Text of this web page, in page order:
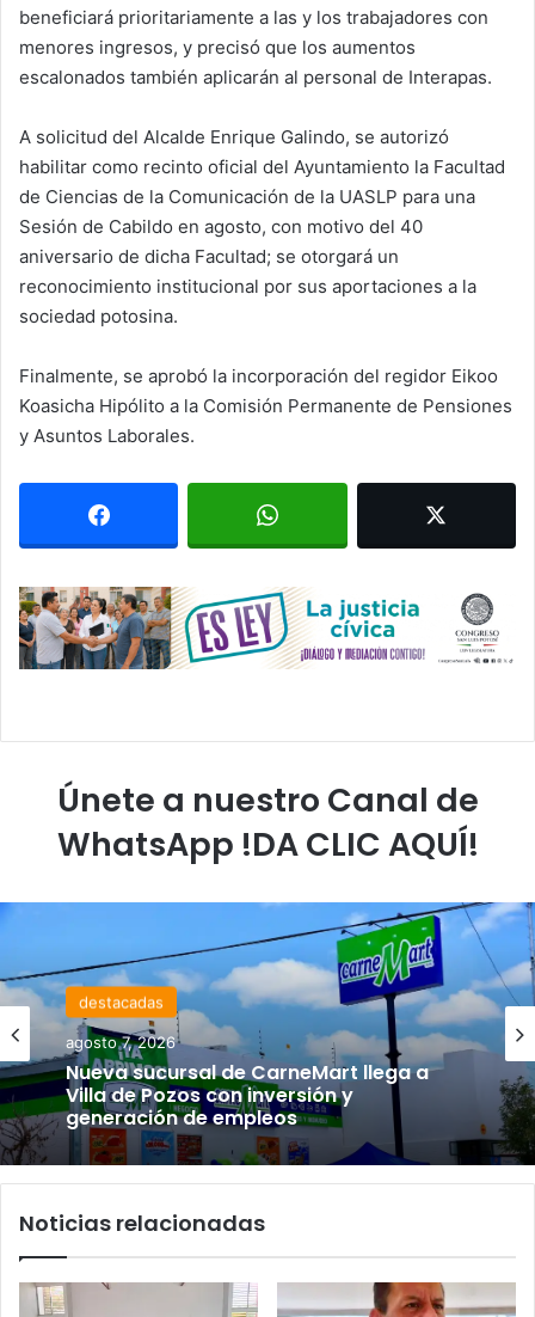
beneficiará prioritariamente a las y los trabajadores con
menores ingresos, y precisó que los aumentos
escalonados también aplicarán al personal de Interapas.
A solicitud del Alcalde Enrique Galindo, se autorizó
habilitar como recinto oficial del Ayuntamiento la Facultad
de Ciencias de la Comunicación de la UASLP para una
Sesión de Cabildo en agosto, con motivo del 40
aniversario de dicha Facultad; se otorgará un
reconocimiento institucional por sus aportaciones a la
sociedad potosina.
Finalmente, se aprobó la incorporación del regidor Eikoo
Koasicha Hipólito a la Comisión Permanente de Pensiones
y Asuntos Laborales.
Únete a nuestro Canal de
WhatsApp !DA CLIC AQUÍ!
destacadas
agosto 7, 2026
Nueva sucursal de CarneMart llega a
Villa de Pozos con inversión y
generación de empleos
Noticias relacionadas